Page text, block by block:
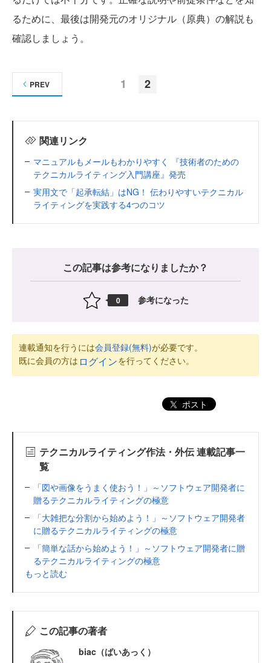
るために、最後は開発元のオリジナル（原典）の解説も
確認しましょう。
1 2
PREV
関連リンク
マニュアルもメールもわかりやすく 『技術者のための
テクニカルライティング入門講座』発売
実用文で「起承転結」はNG！ 伝わりやすいテクニカル
ライティングを実践する4つのコツ
この記事は参考になりましたか？
0 参考になった
連載通知を行うには会員登録(無料)が必要です。
既に会員の方は ログインを行ってください。
ポスト
テクニカルライティング作法・外伝 連載記事一
覧
「図や画像をうまく使おう！」～ソフトウェア開発者に
贈るテクニカルライティングの極意
「大雑把な分割から始めよう！」～ソフトウェア開発者
に贈るテクニカルライティングの極意
「簡単な話から始めよう！」～ソフトウェア開発者に贈
るテクニカルライティングの極意
もっと読む
この記事の著者
biac（ばいあっく）